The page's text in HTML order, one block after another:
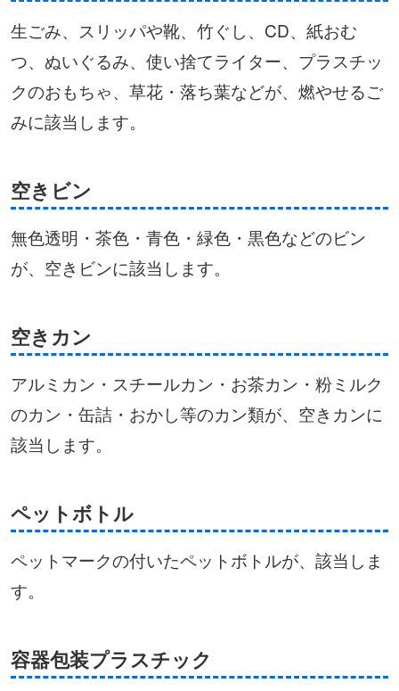
生ごみ、スリッパや靴、竹ぐし、CD、紙おむ
つ、ぬいぐるみ、使い捨てライター、プラスチッ
クのおもちゃ、草花・落ち葉などが、燃やせるご
みに該当します。
空きビン
無色透明・茶色・青色・緑色・黒色などのビン
が、空きビンに該当します。
空きカン
アルミカン・スチールカン・お茶カン・粉ミルク
のカン・缶詰・おかし等のカン類が、空きカンに
該当します。
ペットボトル
ペットマークの付いたペットボトルが、該当しま
す。
容器包装プラスチック